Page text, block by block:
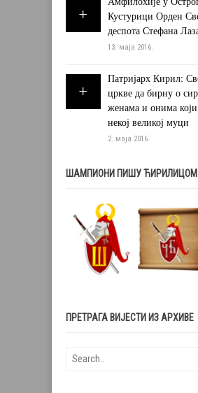
Кустурици Орден
деспота Стефана
13. маја 2016.
Патријарх Кирил:
цркве да бирну о
женама и онима
некој великој муци
2. маја 2016.
ШАМПИОНИ ПИШУ ЋИРИЛИЦОМ
ПРЕТРАГА ВИЈЕСТИ ИЗ АРХИВЕ